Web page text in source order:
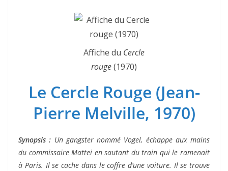
Affiche du Cercle
rouge(1970)
Le Cercle Rouge (Jean-
Pierre Melville, 1970)
Synopsis : Un gangster nommé Vogel, échappe aux mains
du commissaire Mattei en sautant du train qui le ramenait
à Paris. Il se cache dans le coffre d’une voiture. Il se trouve